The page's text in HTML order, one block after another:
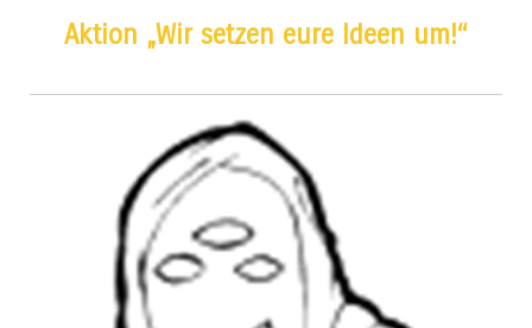
Aktion „Wir setzen eure Ideen um!“